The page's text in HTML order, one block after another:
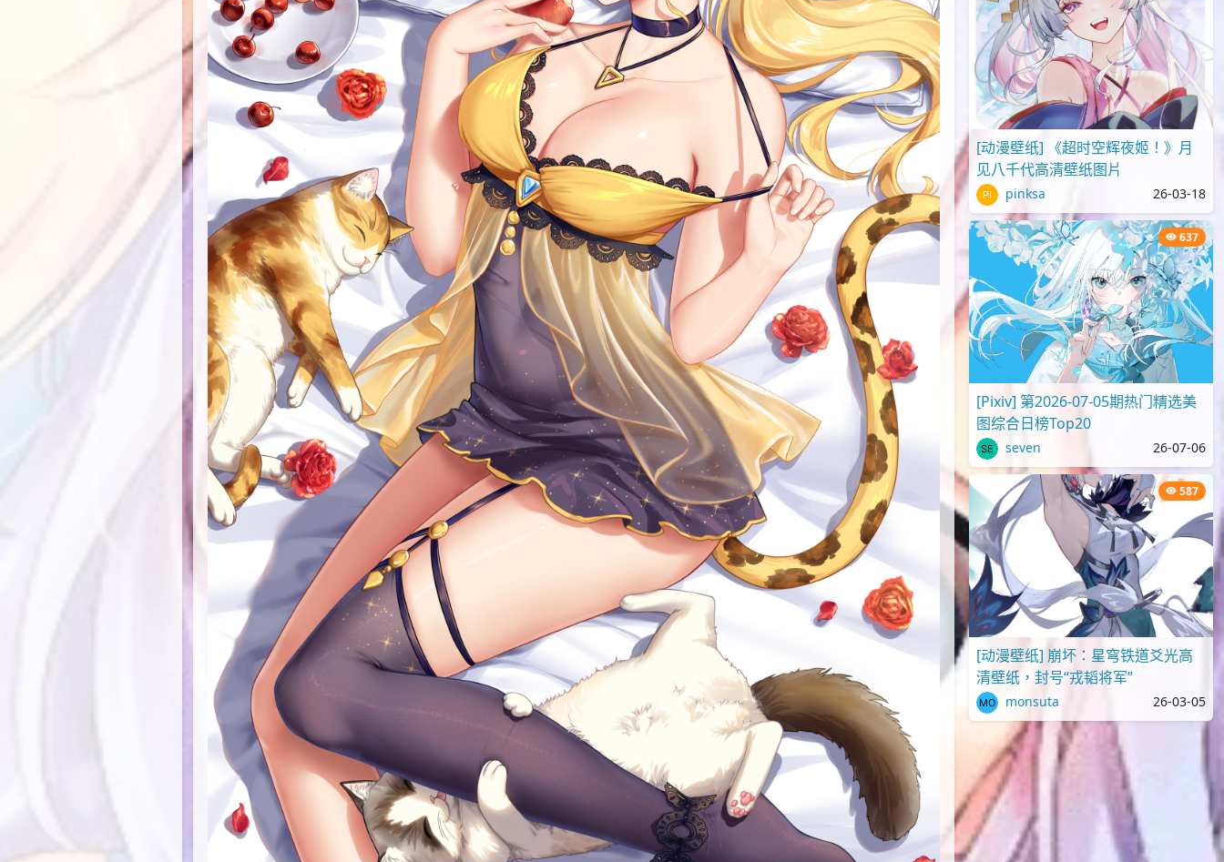
[动漫壁纸] 《超时空辉夜姬！》月
见八千代高清壁纸图片
pinksa 26-03-18
637
[Pixiv] 第2026-07-05期热门精选美
图综合日榜Top20
seven 26-07-06
587
[动漫壁纸] 崩坏：星穹铁道爻光高
清壁纸，封号“戎韬将军”
monsuta 26-03-05